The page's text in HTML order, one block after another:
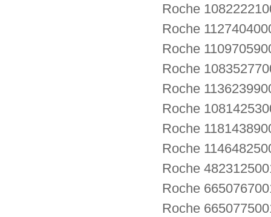
Roche
Roche
Roche
Roche
Roche
Roche
Roche
Roche
Roche
Roche
Roche